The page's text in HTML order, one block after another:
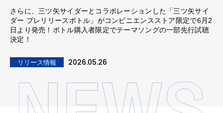
さらに、三ツ矢サイダーとコラボレーションした「三ツ矢サイ
ダー プレリリースボトル」がコンビニエンスストア限定で6月2
日より発売！ボトル購入者限定でテーマソングの一部先行試聴
決定！
リリース情報 2026.05.26